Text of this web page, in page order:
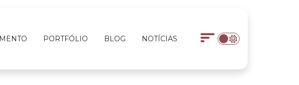
PORTFÓLIO BLOG NOTÍCIAS